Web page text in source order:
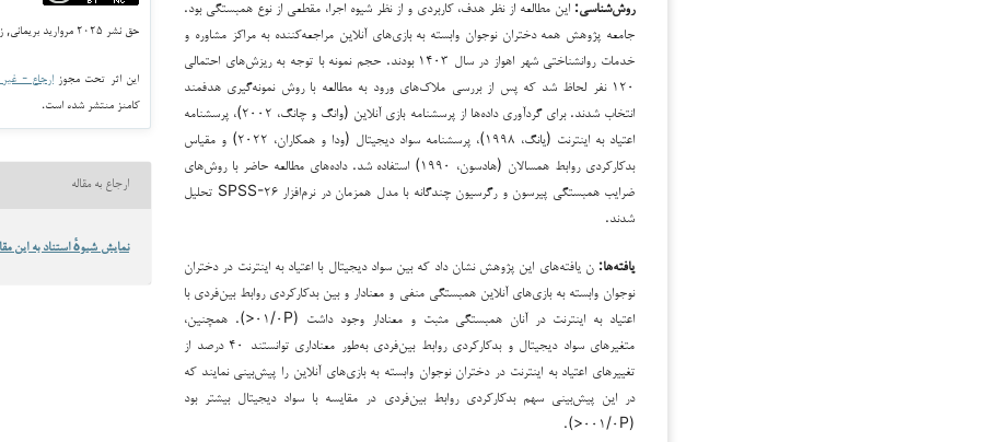
روش‌شناسی: این مطالعه از نظر هدف، کاربردی و از نظر شیوه اجرا، مقطعی از نوع همبستگی بود.
جامعه پژوهش همه دختران نوجوان وابسته به بازی‌های آنلاین مراجعه‌کننده به مراکز مشاوره و
خدمات روانشناختی شهر اهواز در سال ۱۴۰۳ بودند. حجم نمونه با توجه به ریزش‌های احتمالی
۱۲۰ نفر لحاظ شد که پس از بررسی ملاک‌های ورود به مطالعه با روش نمونه‌گیری هدفمند
انتخاب شدند. برای گردآوری داده‌ها از پرسشنامه بازی آنلاین (وانگ و چانگ، ۲۰۰۲)، پرسشنامه
اعتیاد به اینترنت (یانگ، ۱۹۹۸)، پرسشنامه سواد دیجیتال (ودا و همکاران، ۲۰۲۲) و مقیاس
بدکارکردی روابط همسالان (هادسون، ۱۹۹۰) استفاده شد. داده‌های مطالعه حاضر با روش‌های
ضرایب همبستگی پیرسون و رگرسیون چندگانه با مدل همزمان در نرم‌افزار SPSS-۲۶ تحلیل
شدند.
یافته‌ها: ن یافته‌های این پژوهش نشان داد که بین سواد دیجیتال با اعتیاد به اینترنت در دختران
نوجوان وابسته به بازی‌های آنلاین همبستگی منفی و معنادار و بین بدکارکردی روابط بین‌فردی با
اعتیاد به اینترنت در آنان همبستگی مثبت و معنادار وجود داشت (۰۱/۰P<). همچنین،
متغیرهای سواد دیجیتال و بدکارکردی روابط بین‌فردی به‌طور معناداری توانستند ۴۰ درصد از
تغییرهای اعتیاد به اینترنت در دختران نوجوان وابسته به بازی‌های آنلاین را پیش‌بینی نمایند که
در این پیش‌بینی سهم بدکارکردی روابط بین‌فردی در مقایسه با سواد دیجیتال بیشتر بود
(۰۰۱/۰P<).
حق نشر ۲۰۲۵ مروارید بریمانی, زهرا دشت‌بزرگی (نویسنده)
این اثر تحت مجوزارجاع - غیر تجاری
کامنز منتشر شده است.
ارجاع به مقاله
نمایش شیوهٔ استناد به این